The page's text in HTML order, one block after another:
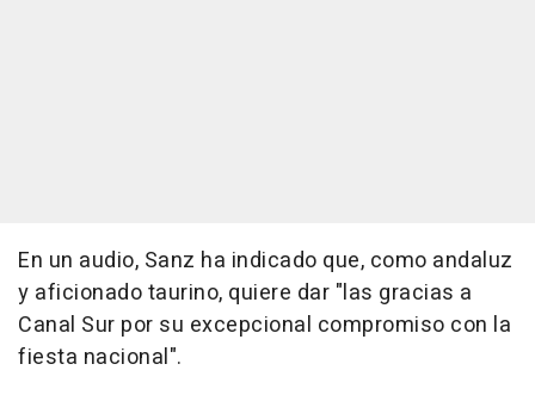
En un audio, Sanz ha indicado que, como andaluz
y aficionado taurino, quiere dar "las gracias a
Canal Sur por su excepcional compromiso con la
fiesta nacional".